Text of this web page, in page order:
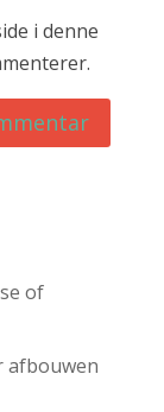
i denne
of
afbouwen